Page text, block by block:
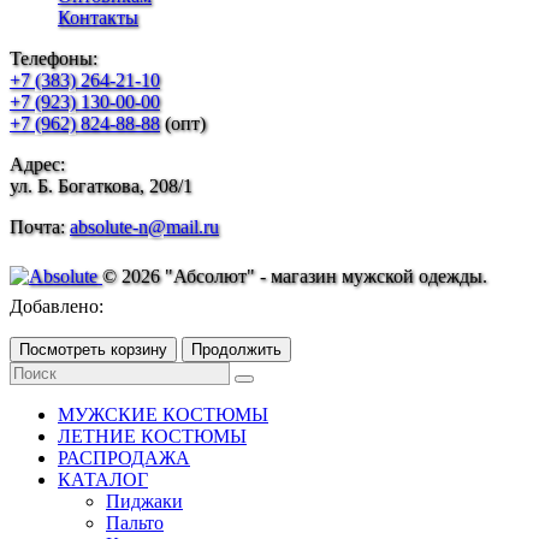
Контакты
Телефоны:
+7 (383) 264-21-10
+7 (923) 130-00-00
+7 (962) 824-88-88(опт)
Адрес:
ул. Б. Богаткова, 208/1
Почта:absolute-n@mail.ru
© 2026 "Абсолют" - магазин мужской одежды.
Добавлено:
Посмотреть корзину Продолжить
МУЖСКИЕ КОСТЮМЫ
ЛЕТНИЕ КОСТЮМЫ
РАСПРОДАЖА
КАТАЛОГ
Пиджаки
Пальто